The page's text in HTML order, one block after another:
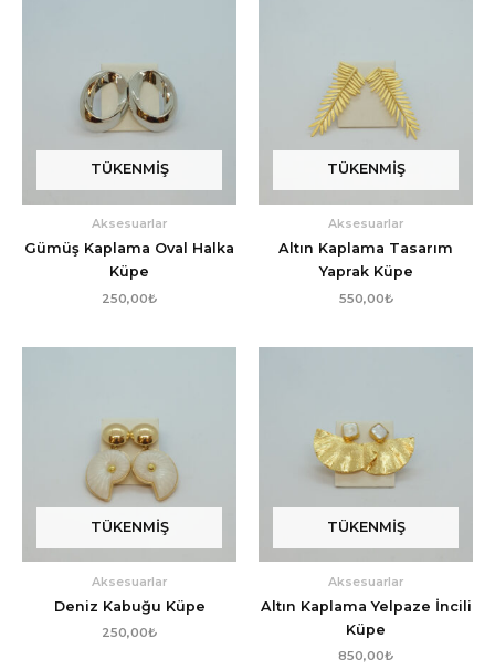
TÜKENMIŞ
Aksesuarlar
Gümüş Kaplama Oval Halka
Küpe
250,00₺
TÜKENMIŞ
Aksesuarlar
Altın Kaplama Tasarım
Yaprak Küpe
550,00₺
TÜKENMIŞ
Aksesuarlar
Deniz Kabuğu Küpe
250,00₺
TÜKENMIŞ
Aksesuarlar
Altın Kaplama Yelpaze İncili
Küpe
850,00₺